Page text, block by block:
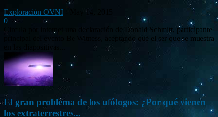
Exploración OVNI
May 14, 2015
0
Circula por internet una declaración de Donald Schmitt, participante
principal del evento Be Witness, aceptando que el ser que se muestra
El gran problema de los ufólogos: ¿Por qué vienen
los extraterrestres...